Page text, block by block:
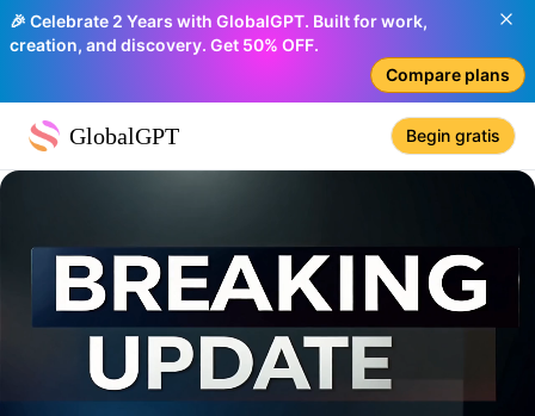
🎉 Celebrate 2 Years with GlobalGPT. Built for work,
creation, and discovery. Get 50% OFF.
Compare plans
GlobalGPT Begin gratis